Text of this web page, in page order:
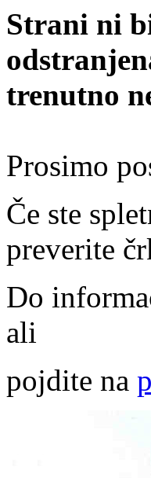
Strani ni
trenutno
Prosimo
Če ste
preverite
Do
ali
pojdite na